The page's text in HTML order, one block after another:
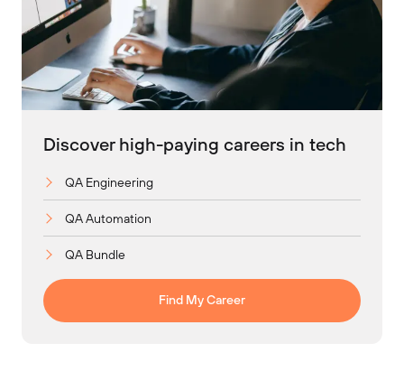
Discover high-paying careers in tech
QA Engineering
QA Automation
QA Bundle
Find My Career